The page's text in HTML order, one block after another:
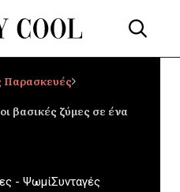
Παρασκευές
βασικές ζύμες σε ένα
- ΨωμίΣυνταγές